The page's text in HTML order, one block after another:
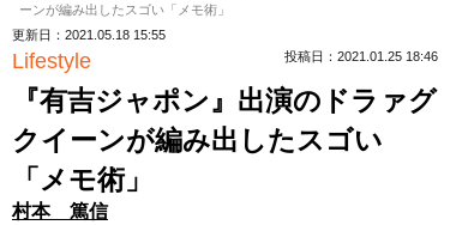
ーンが編み出したスゴい「メモ術」
更新日：2021.05.18 15:55
Lifestyle 投稿日：2021.01.25 18:46
『有吉ジャポン』出演のドラァグ
クイーンが編み出したスゴい
「メモ術」
村本 篤信